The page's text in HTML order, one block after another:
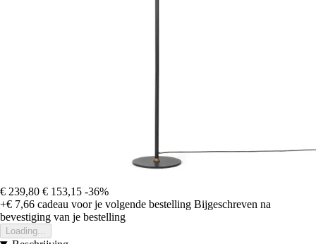
€ 239,80 € 153,15 -36%
+€ 7,66 cadeau voor je volgende bestelling Bijgeschreven na
bevestiging van je bestelling
Loading...